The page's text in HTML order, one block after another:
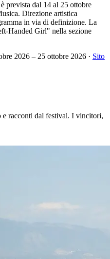
prevista dal 14 al 25 ottobre
Direzione artistica
in via di definizione. La
Handed Girl" nella sezione
2026 – 25 ottobre 2026 · Sito
racconti dal festival. I vincitori,